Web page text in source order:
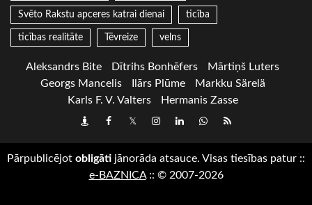
Svēto Rakstu apceres katrai dienai ticība
ticības realitāte Tēvreize velns
Aleksandrs Bite Dītrihs Bonhēfers
Mārtiņš Luters
Georgs Mancelis
Ilārs Plūme
Markku Särelä
Karls F. V. Valters
Hermanis Zasse
DraugiemFacebook
TwitterInstagram
LinkedInwhatsapp
RSS
Pārpublicējot obligāti jānorāda atsauce. Visas tiesības patur ::
e-BAZNICA:: © 2007-2026